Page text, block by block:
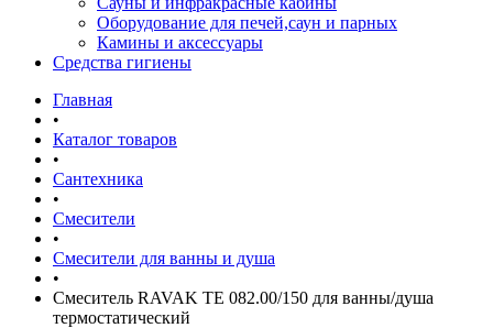
Оборудование для печей,саун и парных
Камины и аксессуары
Средства гигиены
Главная
•
Каталог товаров
•
Сантехника
•
Смесители
•
Смесители для ванны и душа
•
Смеситель RAVAK TE 082.00/150 для ванны/душа
термостатический